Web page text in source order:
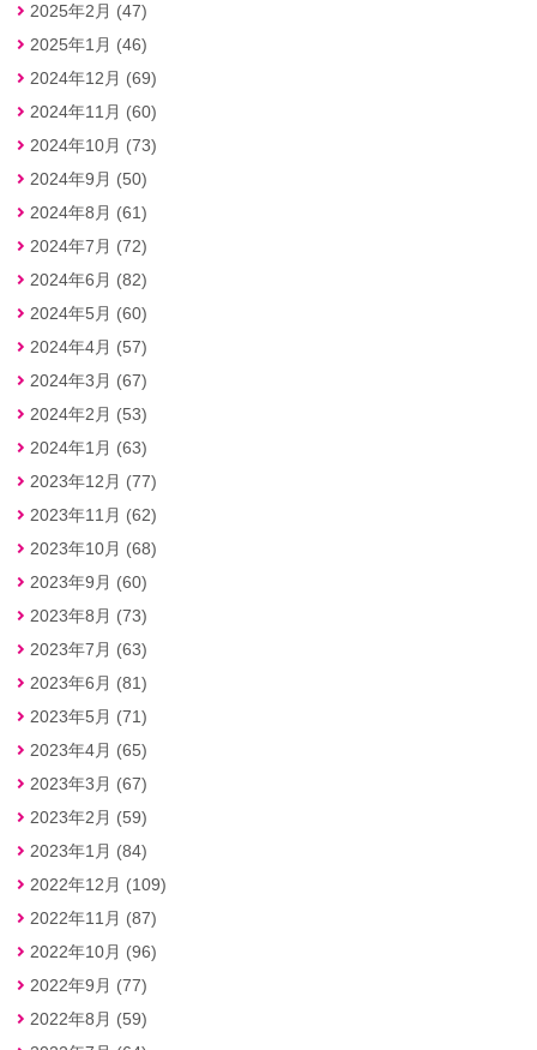
2025年2月 (47)
2025年1月 (46)
2024年12月 (69)
2024年11月 (60)
2024年10月 (73)
2024年9月 (50)
2024年8月 (61)
2024年7月 (72)
2024年6月 (82)
2024年5月 (60)
2024年4月 (57)
2024年3月 (67)
2024年2月 (53)
2024年1月 (63)
2023年12月 (77)
2023年11月 (62)
2023年10月 (68)
2023年9月 (60)
2023年8月 (73)
2023年7月 (63)
2023年6月 (81)
2023年5月 (71)
2023年4月 (65)
2023年3月 (67)
2023年2月 (59)
2023年1月 (84)
2022年12月 (109)
2022年11月 (87)
2022年10月 (96)
2022年9月 (77)
2022年8月 (59)